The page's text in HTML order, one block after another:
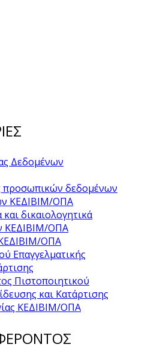
Δεδομένων
προσωπικών δεδομένων
ΚΕΔΙΒΙΜ/ΟΠΑ
δικαιολογητικά
ΚΕΔΙΒΙΜ/ΟΠΑ
ΟΠΑ
Επαγγελματικής
Πιστοποιητικού
και Κατάρτισης
ΚΕΔΙΒΙΜ/ΟΠΑ